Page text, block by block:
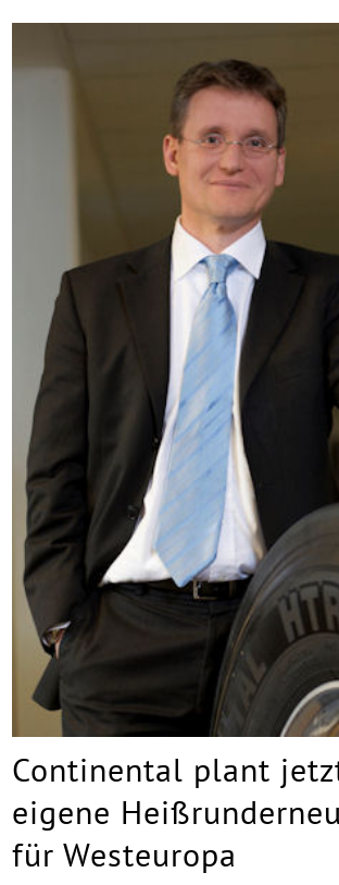
Continental plant
eigene
für Westeuropa